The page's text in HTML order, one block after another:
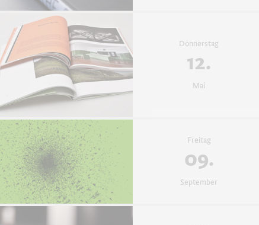
Donnerstag
12.
Mai
Freitag
09.
September